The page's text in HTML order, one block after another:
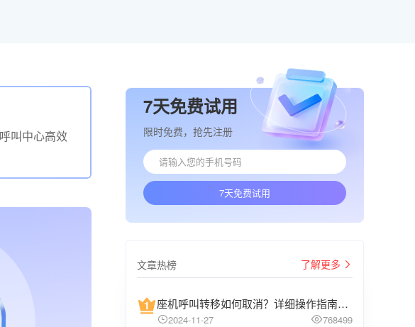
叫中心高效
7天免费试用
限时免费，抢先注册
7天免费试用
文章热榜 了解更多
座机呼叫转移如何取消？详细操作指南介绍
2024-11-27 768499